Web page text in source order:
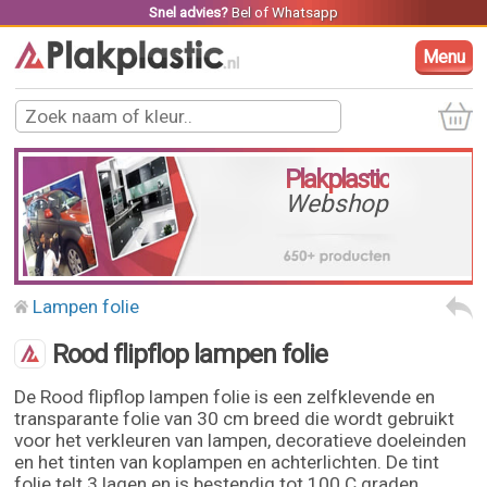
Snel advies? Belof Whatsapp
Menu
Plakplastic
Webshop
Lampen folie
Rood flipflop lampen folie
De Rood flipflop lampen folie is een zelfklevende en
transparante folie van 30 cm breed die wordt gebruikt
voor het verkleuren van lampen, decoratieve doeleinden
en het tinten van koplampen en achterlichten. De tint